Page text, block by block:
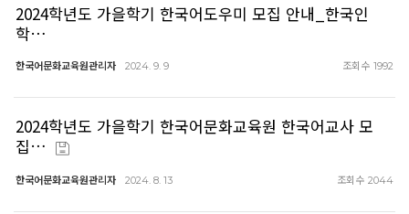
2024학년도 가을학기 한국어도우미 모집 안내_한국인
학…
한국어문화교육원관리자 2024. 9. 9 조회수 1992
2024학년도 가을학기 한국어문화교육원 한국어교사 모
집…
한국어문화교육원관리자 2024. 8. 13 조회수 2044